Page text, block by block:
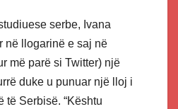
serbe, Ivana
në llogarinë e saj në
më parë si Twitter) një
duke u punuar një lloj i
të Serbisë. “Kështu